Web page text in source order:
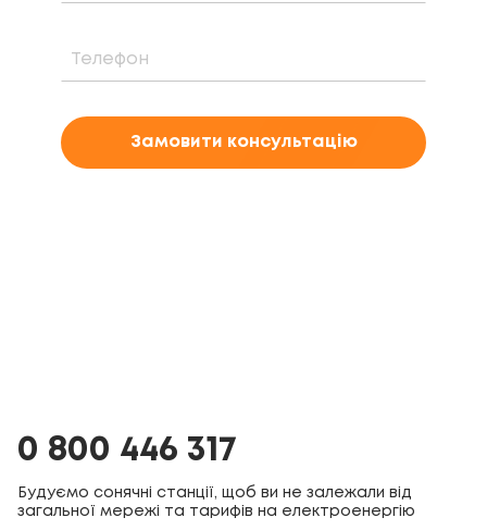
Замовити консультацію
0 800 446 317
Будуємо сонячні станції, щоб ви не залежали від
загальної мережі та тарифів на електроенергію